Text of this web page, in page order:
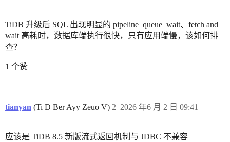
TiDB 升级后 SQL 出现明显的 pipeline_queue_wait、fetch and
wait 高耗时，数据库端执行很快，只有应用端慢，该如何排
查？
1 个赞
tianyan (Ti D Ber Ayy Zeuo V) 2026 年6 月 2 日 09:41
2
应该是 TiDB 8.5 新版流式返回机制与 JDBC 不兼容